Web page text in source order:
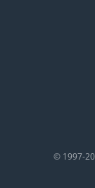
© 1997-